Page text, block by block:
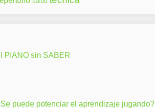
PIANO sin SABER
puede potenciar el aprendizaje jugando?